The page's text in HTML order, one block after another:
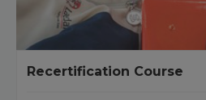
Recertification Course